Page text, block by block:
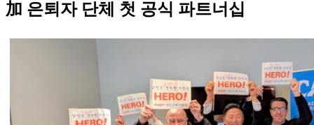
加 은퇴자 단체 첫 공식 파트너십